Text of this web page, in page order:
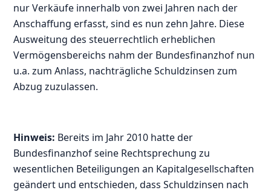
nur Verkäufe innerhalb von zwei Jahren nach der
Anschaffung erfasst, sind es nun zehn Jahre. Diese
Ausweitung des steuerrechtlich erheblichen
Vermögensbereichs nahm der Bundesfinanzhof nun
u.a. zum Anlass, nachträgliche Schuldzinsen zum
Abzug zuzulassen.
Hinweis: Bereits im Jahr 2010 hatte der
Bundesfinanzhof seine Rechtsprechung zu
wesentlichen Beteiligungen an Kapitalgesellschaften
geändert und entschieden, dass Schuldzinsen nach